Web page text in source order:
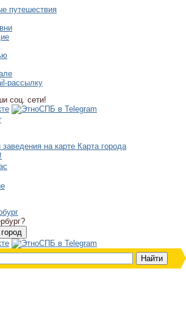
путешествия
рассылку
соц. сети!
Карта города